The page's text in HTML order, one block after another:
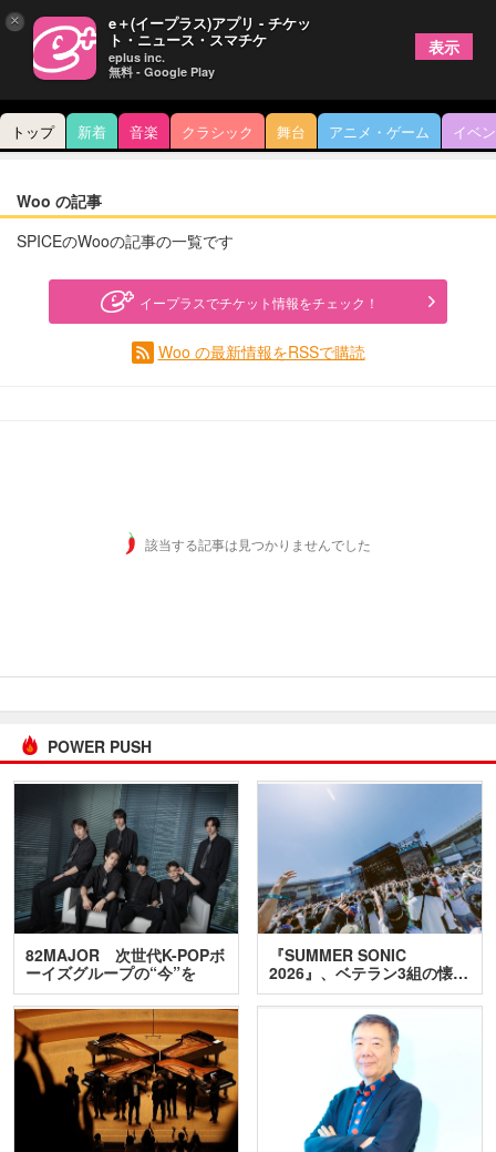
トップ 新着 音楽 クラシック 舞台 アニメ・ゲーム イベ
Woo の記事
SPICEのWooの記事の一覧です
イープラスでチケット情報をチェック！
Woo の最新情報をRSSで購読
該当する記事は見つかりませんでした
POWER PUSH
82MAJOR 次世代K-POPボ
ーイズグループの“今”を
訊…
『SUMMER SONIC
2026』、ベテラン3組の懐…
× e＋(イープラス)アプリ - チケッ
ト・ニュース・スマチケ
eplus inc.
無料 - Google Play
表示